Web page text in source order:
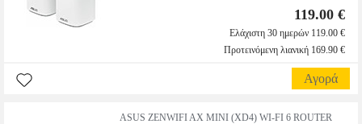
119.00 €
Ελάχιστη 30 ημερών 119.00 €
Προτεινόμενη λιανική 169.90 €
Αγορά
ASUS ZENWIFI AX MINI (XD4) WI-FI 6 ROUTER